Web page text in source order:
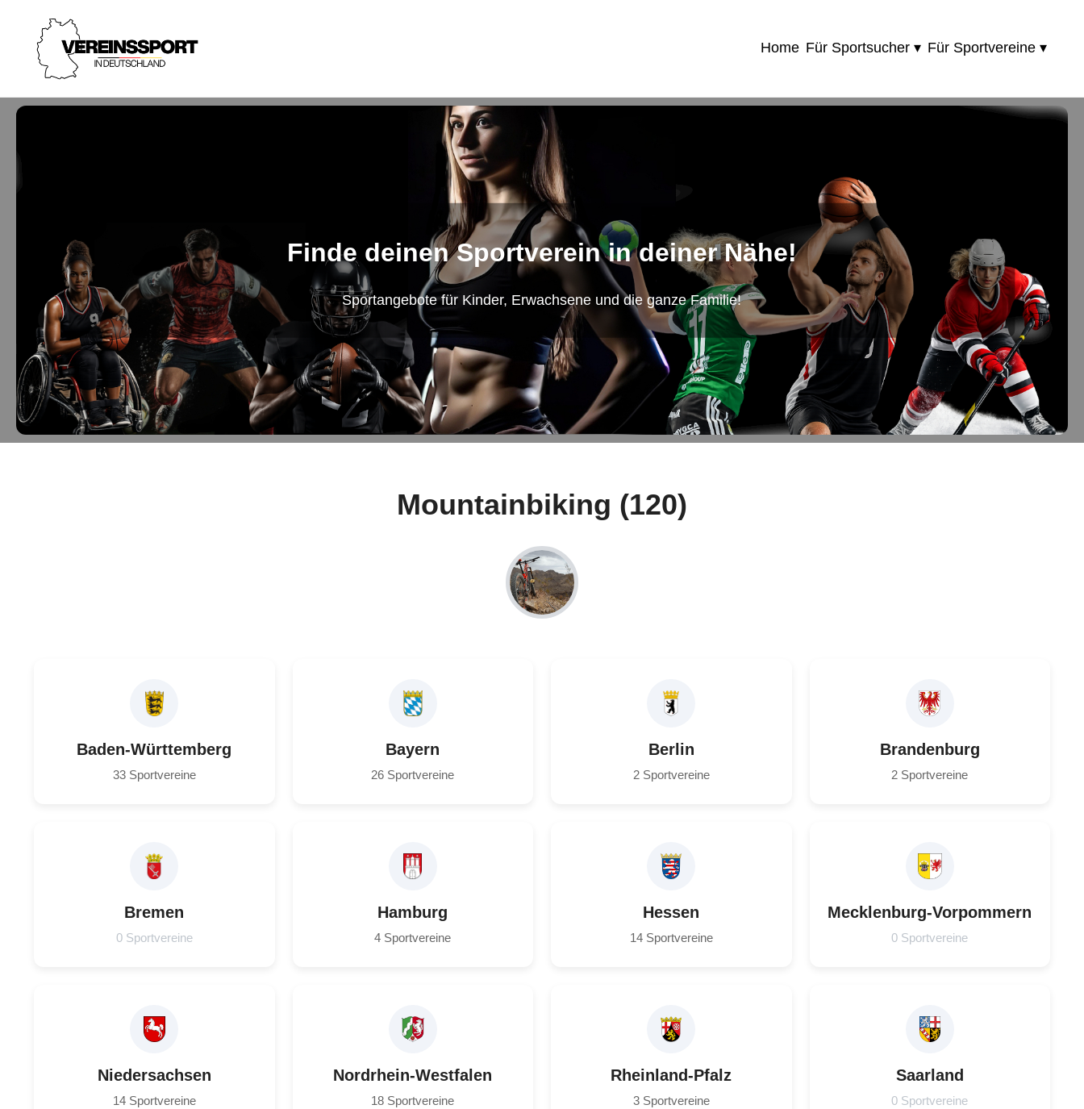
Home Für Sportsucher ▾ Für Sportvereine ▾
Finde deinen Sportverein in deiner Nähe!
Sportangebote für Kinder, Erwachsene und die ganze Familie!
Mountainbiking (120)
Baden-Württemberg
33 Sportvereine
Bayern
26 Sportvereine
Berlin
2 Sportvereine
Brandenburg
2 Sportvereine
Bremen
0 Sportvereine
Hamburg
4 Sportvereine
Hessen
14 Sportvereine
Mecklenburg-Vorpommern
0 Sportvereine
Niedersachsen
14 Sportvereine
Nordrhein-Westfalen
18 Sportvereine
Rheinland-Pfalz
3 Sportvereine
Saarland
0 Sportvereine